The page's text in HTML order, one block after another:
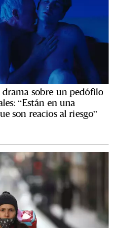
drama sobre un pedófilo
“Están en una
son reacios al riesgo”